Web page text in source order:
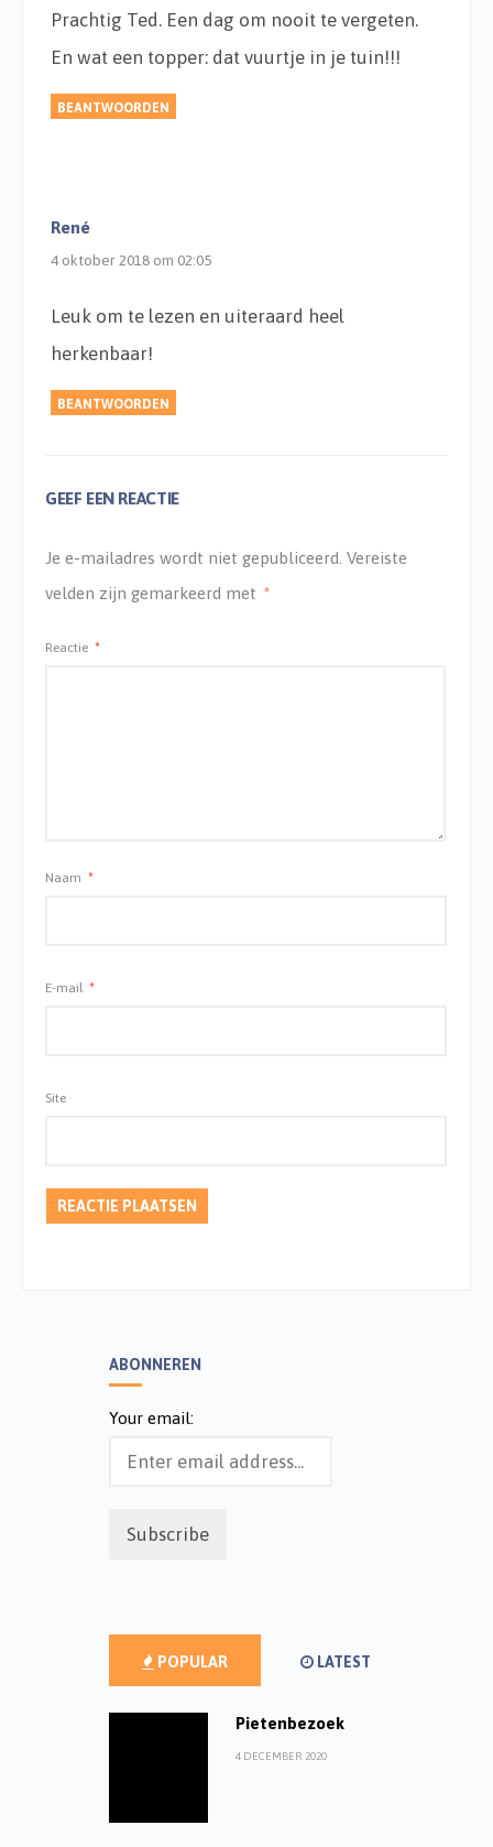
Prachtig Ted. Een dag om nooit te vergeten.
En wat een topper: dat vuurtje in je tuin!!!
BEANTWOORDEN
René
4 oktober 2018 om 02:05
Leuk om te lezen en uiteraard heel
herkenbaar!
BEANTWOORDEN
GEEF EEN REACTIE
Je e-mailadres wordt niet gepubliceerd. Vereiste
velden zijn gemarkeerd met *
Reactie *
Naam *
E-mail *
Site
ABONNEREN
Your email:
POPULAR LATEST
Pietenbezoek
4 DECEMBER 2020